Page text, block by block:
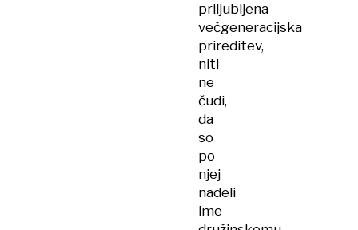
priljubljena
večgeneracijska
prireditev,
niti
ne
čudi,
da
so
po
njej
nadeli
ime